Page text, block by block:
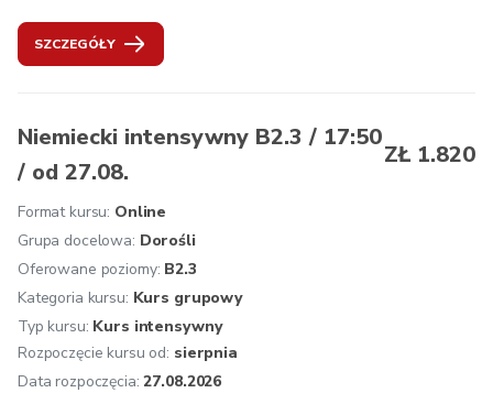
płynne porozumiewanie się w języku niemieckim,
rozumienie dłuższych programów radiowych i
odpieranie zarzutów,
wskazywanie na nieporozumienia i wyjaśnianie ich,
opisywanie politycznych i ekonomicznych wydarzeń,
opisywanie i porównywanie zagadnień socjalnych,
korygowanie i przerabianie własnych tekstów,
rozumienie treści umów oraz języka urzędowego,
przy prowadzeniu korespondencji firmowej posługiwanie
się zasadami korespondencji niemieckojęzycznej.
Zalecana kontynuacja: Niemiecki B2.3. Następnie mogą
Państwo przystąpić do egzaminu ÖSD B2.
SZCZEGÓŁY
Niemiecki intensywny B2.3 / 17:50
/ od 27.08.
ZŁ 1.820
Format kursu: Online
Grupa docelowa: Dorośli
Oferowane poziomy: B2.3
Kategoria kursu: Kurs grupowy
Typ kursu: Kurs intensywny
Rozpoczęcie kursu od: sierpnia
Data rozpoczęcia:27.08.2026